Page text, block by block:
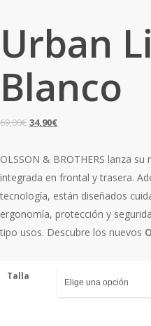
Urban
Blanco
69,00€ El
original
era:
69,00€.
34,90€El
actual
es:
34,90€.
OLSSON & BROTHERS lanza
integrada en frontal y trasera.
tecnología, están diseñados
ergonomía, protección y
tipo usos. Descubre los nuevos
Talla